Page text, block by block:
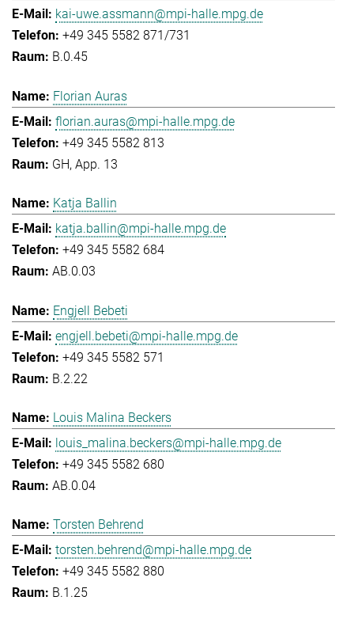
kai-uwe.assmann@mpi-halle.mpg.de
+49 345 5582 871/731
B.0.45
Florian Auras
florian.auras@mpi-halle.mpg.de
+49 345 5582 813
GH, App. 13
Katja Ballin
katja.ballin@mpi-halle.mpg.de
+49 345 5582 684
AB.0.03
Engjell Bebeti
engjell.bebeti@mpi-halle.mpg.de
+49 345 5582 571
B.2.22
Louis Malina Beckers
louis_malina.beckers@mpi-halle.mpg.de
+49 345 5582 680
AB.0.04
Torsten Behrend
torsten.behrend@mpi-halle.mpg.de
+49 345 5582 880
B.1.25